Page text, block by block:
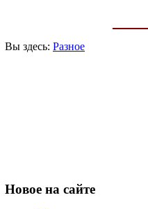
Вы здесь: Разное
Новое на сайте